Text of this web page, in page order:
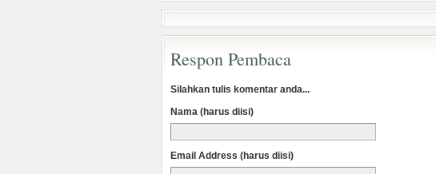
Respon Pembaca
Silahkan tulis komentar anda...
Nama (harus diisi)
Email Address (harus diisi)